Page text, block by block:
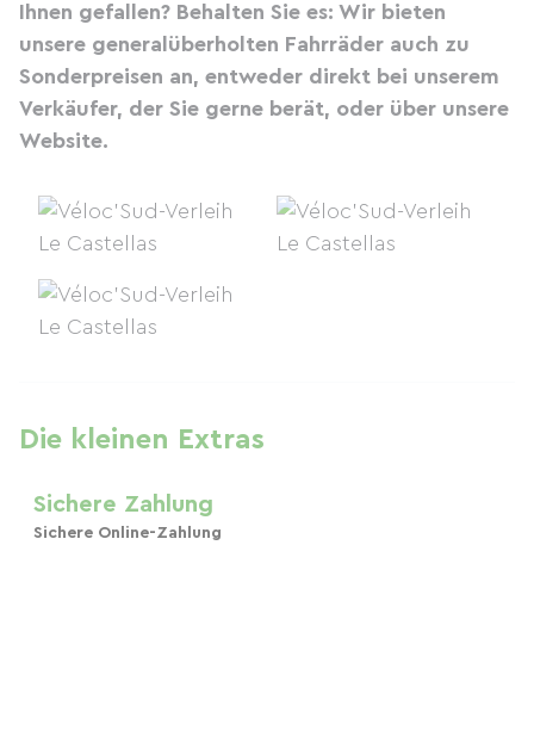
Ihnen gefallen? Behalten Sie es: Wir bieten
unsere generalüberholten Fahrräder auch zu
Sonderpreisen an, entweder direkt bei unserem
Verkäufer, der Sie gerne berät, oder über unsere
Website.
Die kleinen Extras
Sichere Zahlung
Sichere Online-Zahlung